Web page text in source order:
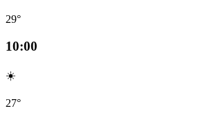
29°
10:00
☀️
27°